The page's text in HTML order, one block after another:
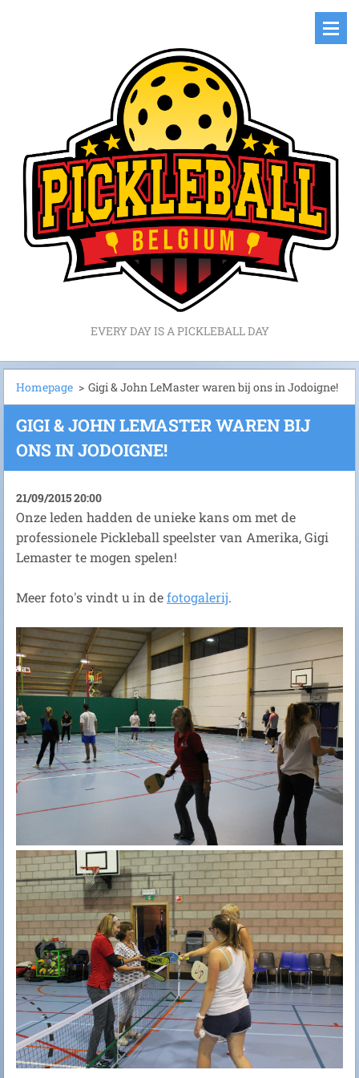
EVERY DAY IS A PICKLEBALL DAY
Homepage > Gigi & John LeMaster waren bij ons in Jodoigne!
GIGI & JOHN LEMASTER WAREN BIJ
ONS IN JODOIGNE!
21/09/2015 20:00
Onze leden hadden de unieke kans om met de
professionele Pickleball speelster van Amerika, Gigi
Lemaster te mogen spelen!
Meer foto's vindt u in defotogalerij.